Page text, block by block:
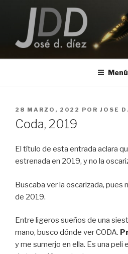
contenido
JOSE D. DIEZ
Menú
PUBLICADO
EL
28 MARZO, 2022 POR JOSE
Coda, 2019
El título de esta entrada aclara
estrenada en 2019, y no la
Buscaba ver la oscarizada, pues
de 2019.
Entre ligeros sueños de una
mano, busco dónde ver CODA.
y me sumerjo en ella. Es una